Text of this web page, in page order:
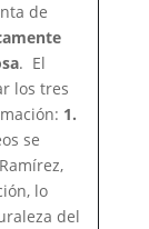
de
. El
los tres
1.
se
lo
del